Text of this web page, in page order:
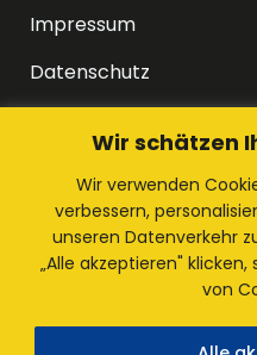
Wir schätzen
Wir verwenden
verbessern,
unseren Datenverkehr
„Alle akzeptieren"
von
Impressum
Datenschutz
Wir sind sozial
Instagram